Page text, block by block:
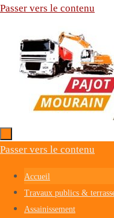
Passer vers le contenu
Passer vers le contenu
Accueil
Travaux publics &
Assainissement